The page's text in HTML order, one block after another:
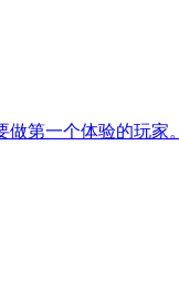
第一个体验的玩家。